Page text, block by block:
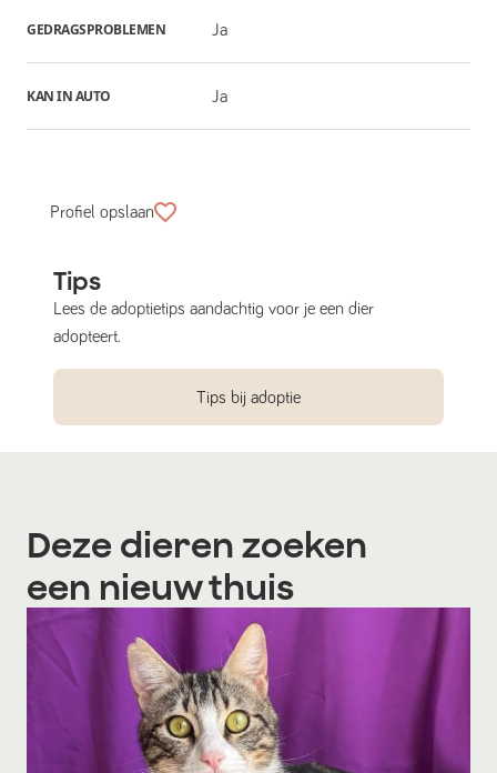
GEDRAGSPROBLEMEN Ja
KAN IN AUTO Ja
Profiel opslaan
Tips
Lees de adoptietips aandachtig voor je een dier
adopteert.
Tips bij adoptie
Deze dieren zoeken
een nieuw thuis